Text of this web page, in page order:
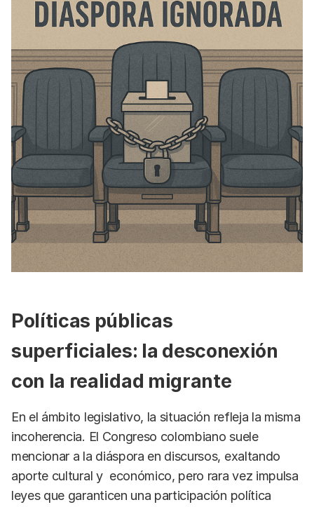
Políticas públicas
superficiales: la desconexión
con la realidad migrante
En el ámbito legislativo, la situación refleja la misma
incoherencia. El Congreso colombiano suele
mencionar a la diáspora en discursos, exaltando
aporte cultural y económico, pero rara vez impulsa
leyes que garanticen una participación política